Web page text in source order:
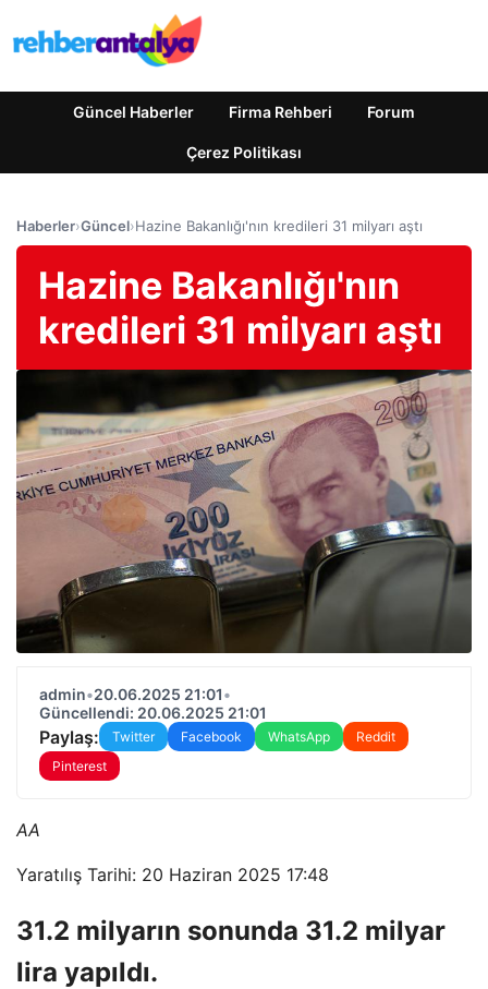
Güncel Haberler Firma Rehberi Forum
Çerez Politikası
Haberler›Güncel›Hazine Bakanlığı'nın kredileri 31 milyarı aştı
Hazine Bakanlığı'nın
kredileri 31 milyarı aştı
admin•20.06.2025 21:01•
Güncellendi: 20.06.2025 21:01
Paylaş: Twitter Facebook WhatsApp
Reddit
Pinterest
AA
Yaratılış Tarihi: 20 Haziran 2025 17:48
31.2 milyarın sonunda 31.2 milyar
lira yapıldı.